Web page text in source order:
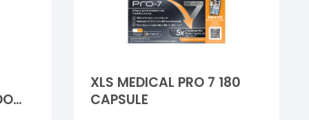
XLS MEDICAL PRO 7 180
CAPSULE